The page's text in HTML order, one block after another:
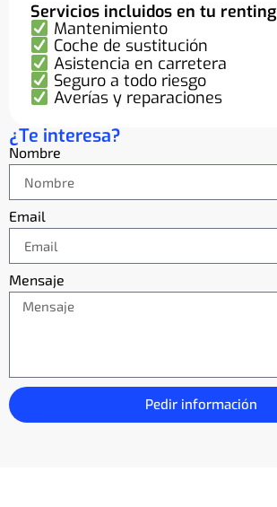
Servicios incluidos en tu renting
Mantenimiento
Coche de sustitución
Asistencia en carretera
Seguro a todo riesgo
Averías y reparaciones
¿Te interesa?
Nombre
Email
Mensaje
Pedir información